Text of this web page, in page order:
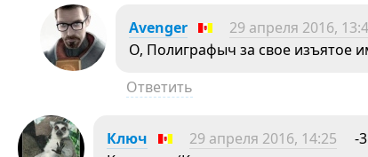
Avеngеr 29 апреля 2016,
О, Полиграфыч за свое изъятое
Ответить
Ключ 29 апреля 2016, 14:25
-3